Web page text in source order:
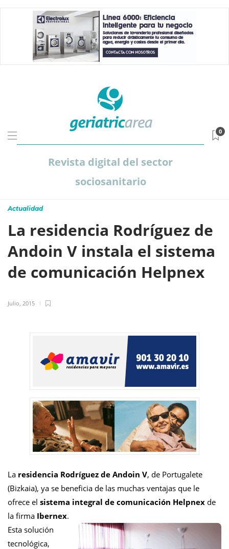
Revista digital del sector
sociosanitario
0
Actualidad
La residencia Rodríguez de
Andoin V instala el sistema
de comunicación Helpnex
Julio, 2015
La residencia Rodríguez de Andoin V, de Portugalete
(Bizkaia), ya se beneficia de las muchas ventajas que le
ofrece el sistema integral de comunicación Helpnex de
la firma Ibernex.
Esta solución
tecnológica,